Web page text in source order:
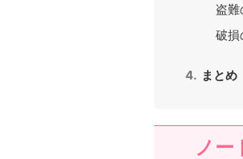
盗難
破損
まとめ
ノー